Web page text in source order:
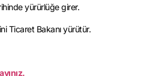
yürürlüğe girer.
Ticaret Bakanı yürütür.